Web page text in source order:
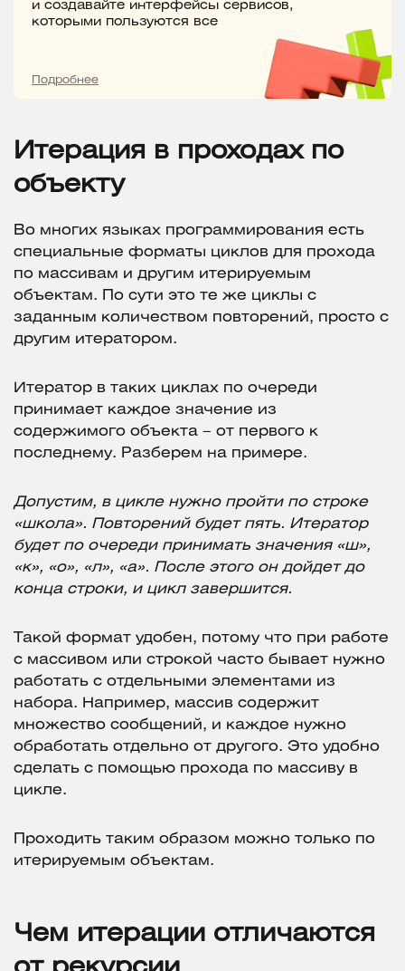
и создавайте интерфейсы сервисов,
которыми пользуются все
Подробнее
Итерация в проходах по
объекту
Во многих языках программирования есть
специальные форматы циклов для прохода
по массивам и другим итерируемым
объектам. По сути это те же циклы с
заданным количеством повторений, просто с
другим итератором.
Итератор в таких циклах по очереди
принимает каждое значение из
содержимого объекта – от первого к
последнему. Разберем на примере.
Допустим, в цикле нужно пройти по строке
«школа». Повторений будет пять. Итератор
будет по очереди принимать значения «ш»,
«к», «о», «л», «а». После этого он дойдет до
конца строки, и цикл завершится.
Такой формат удобен, потому что при работе
с массивом или строкой часто бывает нужно
работать с отдельными элементами из
набора. Например, массив содержит
множество сообщений, и каждое нужно
обработать отдельно от другого. Это удобно
сделать с помощью прохода по массиву в
цикле.
Проходить таким образом можно только по
итерируемым объектам.
Чем итерации отличаются